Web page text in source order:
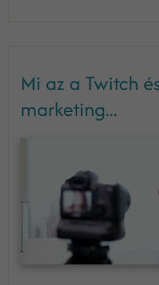
Mi az a Twitch
marketing...